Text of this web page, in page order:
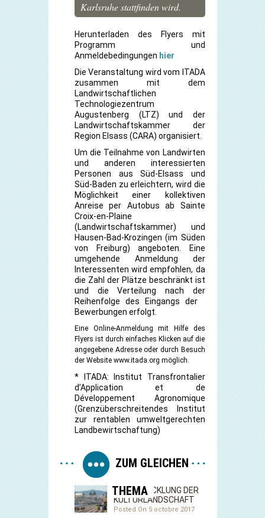
Karlsruhe stattfinden wird.
Herunterladen des Flyers mit
Programm und
Anmeldebedingungen hier
Die Veranstaltung wird vom ITADA
zusammen mit dem
Landwirtschaftlichen
Technologiezentrum
Augustenberg (LTZ) und der
Landwirtschaftskammer der
Region Elsass (CARA) organisiert.
Um die Teilnahme von Landwirten
und anderen interessierten
Personen aus Süd-Elsass und
Süd-Baden zu erleichtern, wird die
Möglichkeit einer kollektiven
Anreise per Autobus ab Sainte
Croix-en-Plaine
(Landwirtschaftskammer) und
Hausen-Bad-Krozingen (im Süden
von Freiburg) angeboten. Eine
umgehende Anmeldung der
Interessenten wird empfohlen, da
die Zahl der Plätze beschränkt ist
und die Verteilung nach der
Reihenfolge des Eingangs der
Bewerbungen erfolgt.
Eine Online-Anmeldung mit Hilfe des
Flyers ist durch einfaches Klicken auf die
angegebene Adresse oder durch Besuch
der Website www.itada.org möglich.
* ITADA: Institut Transfrontalier
d’Application et de
Développement Agronomique
(Grenzüberschreitendes Institut
zur rentablen umweltgerechten
Landbewirtschaftung)
ZUM GLEICHEN
THEMA
(R) ENTWICKLUNG DER
KULTURLANDSCHAFT
Posted On 5 octobre 2017